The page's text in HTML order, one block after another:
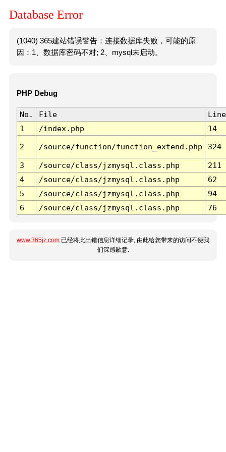
Database Error
(1040) 365建站错误警告：连接数据库失败，可能的原
因：1、数据库密码不对; 2、mysql未启动。
PHP Debug
No. File
Line
1
/index.php 14
2 /source/function/function_extend.php 324
3 /source/class/jzmysql.class.php
211
4
/source/class/jzmysql.class.php
62
5
/source/class/jzmysql.class.php
94
6
/source/class/jzmysql.class.php 76
www.365jz.com 已经将此出错信息详细记录, 由此给您带来的访问不便我
们深感歉意.